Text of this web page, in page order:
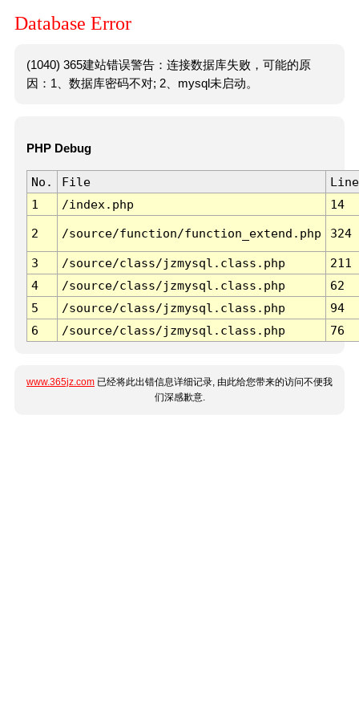
Database Error
(1040) 365建站错误警告：连接数据库失败，可能的原
因：1、数据库密码不对; 2、mysql未启动。
PHP Debug
No. File
Line
1
/index.php 14
2 /source/function/function_extend.php 324
3 /source/class/jzmysql.class.php
211
4
/source/class/jzmysql.class.php
62
5
/source/class/jzmysql.class.php
94
6
/source/class/jzmysql.class.php 76
www.365jz.com 已经将此出错信息详细记录, 由此给您带来的访问不便我
们深感歉意.